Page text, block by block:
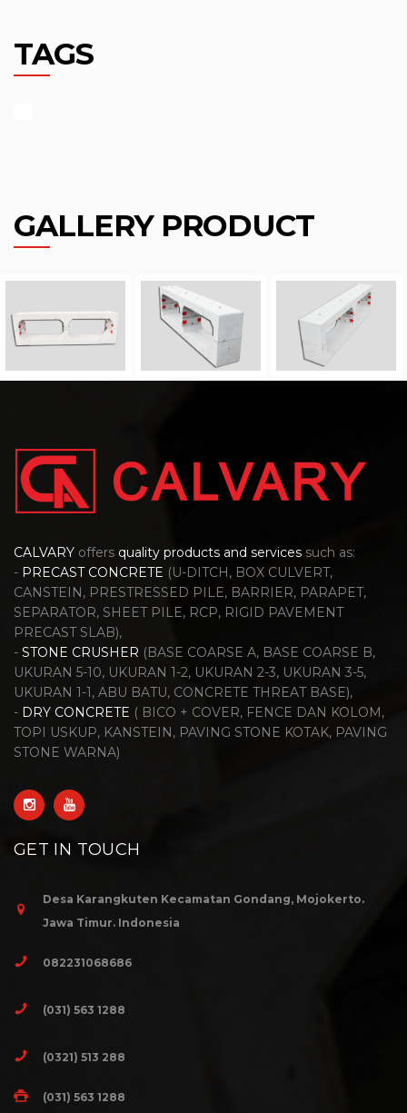
TAGS
GALLERY PRODUCT
CALVARY offers quality products and services such as:
- PRECAST CONCRETE (U-DITCH, BOX CULVERT,
CANSTEIN, PRESTRESSED PILE, BARRIER, PARAPET,
SEPARATOR, SHEET PILE, RCP, RIGID PAVEMENT
PRECAST SLAB),
- STONE CRUSHER (BASE COARSE A, BASE COARSE B,
UKURAN 5-10, UKURAN 1-2, UKURAN 2-3, UKURAN 3-5,
UKURAN 1-1, ABU BATU, CONCRETE THREAT BASE),
- DRY CONCRETE ( BICO + COVER, FENCE DAN KOLOM,
TOPI USKUP, KANSTEIN, PAVING STONE KOTAK, PAVING
STONE WARNA)
GET IN TOUCH
Desa Karangkuten Kecamatan Gondang, Mojokerto.
Jawa Timur. Indonesia
082231068686
(031) 563 1288
(0321) 513 288
(031) 563 1288